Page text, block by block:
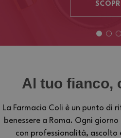
Al tuo fianco,
La Farmacia Coli è un punto di
benessere a Roma. Ogni
con professionalità,